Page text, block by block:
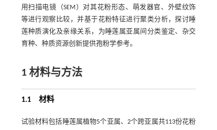
用扫描电镜（SEM）对其花粉形态、萌发器官、外壁纹饰
等进行观察比较，并基于花粉特征进行聚类分析，探讨睡
莲种质演化及亲缘关系，为睡莲属亚属间分类鉴定、杂交
育种、种质资源创新提供孢粉学参考。
1材料与方法
1.1 材料
试验材料包括睡莲属植物5个亚属、2个跨亚属共113份花粉